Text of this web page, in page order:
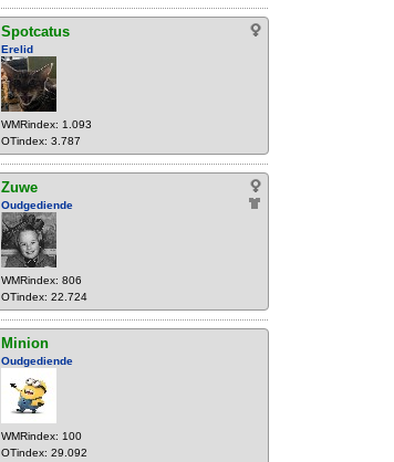
Spotcatus
Erelid
WMRindex: 1.093
OTindex: 3.787
Zuwe
Oudgediende
WMRindex: 806
OTindex: 22.724
Minion
Oudgediende
WMRindex: 100
OTindex: 29.092